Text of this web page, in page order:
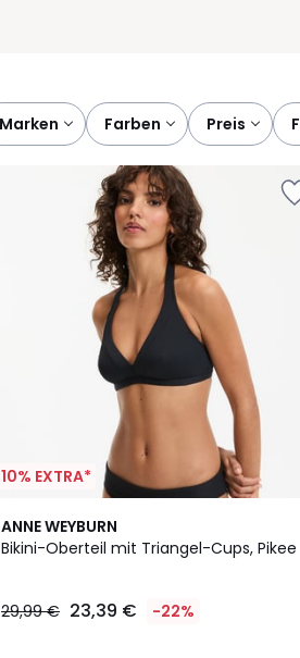
marken farben preis
10% EXTRA*
ANNE WEYBURN
Bikini-Oberteil mit Triangel-Cups, Pikee
29,99 € 23,39 € -22%
4,6
/ 5